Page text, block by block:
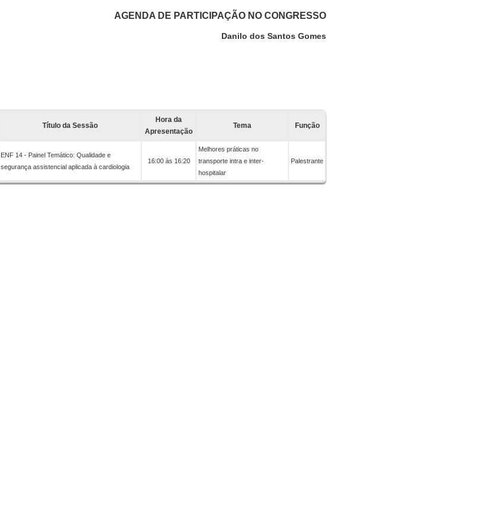
AGENDA DE PARTICIPAÇÃO NO CONGRESSO
Danilo dos Santos Gomes
Título da Sessão
Hora da
Apresentação
Tema Função
ENF 14 - Painel Temático: Qualidade e
segurança assistencial aplicada à cardiologia
16:00 às 16:20
Melhores práticas no
transporte intra e inter-
hospitalar
Palestrante